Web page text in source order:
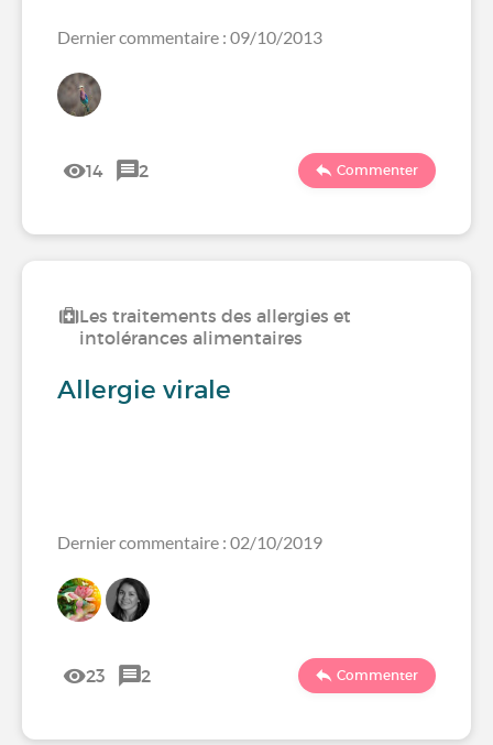
Dernier commentaire : 09/10/2013
14 2 Commenter
Les traitements des allergies et
intolérances alimentaires
Allergie virale
Dernier commentaire : 02/10/2019
23 2 Commenter